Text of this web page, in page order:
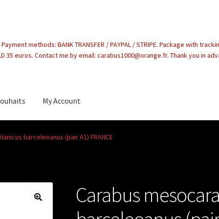
methods: BANK TRANSFER / PAYPAL / STRIPE. Package with
35 euros. Contact me by email: carabus1000@orange.fr. Thank you in
My Account
barceleoanus (pair A1) FRANCE
Carabus